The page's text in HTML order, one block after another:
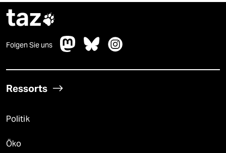
taz
Folgen Sie uns
Ressorts
Politik
Öko